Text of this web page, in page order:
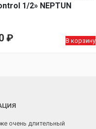
1/2» NEPTUN
₽ В корзину
очень длительный